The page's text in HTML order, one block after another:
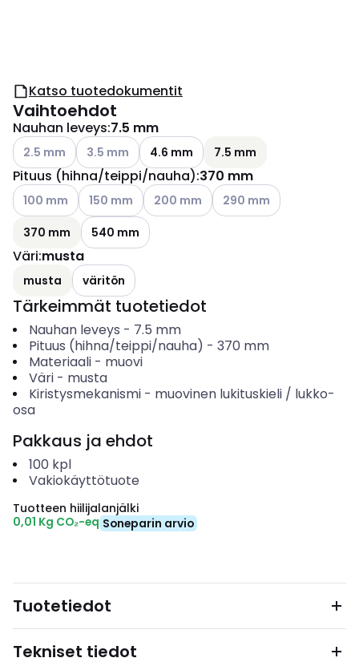
Katso tuotedokumentit
Vaihtoehdot
Nauhan leveys:7.5 mm
Katso käytettävissä olevat vaihtoehdot
2.5 mm Katso käytettävissä olevat vaihtoehdot
3.5 mm 4.6 mm 7.5 mm
Pituus (hihna/teippi/nauha):370 mm
Katso käytettävissä olevat vaihtoehdot
100 mm Katso käytettävissä olevat vaihtoehdot
150 mm Katso käytettävissä olevat
200 mm Katso käytettävissä
290 mm
370 mm
540 mm
Väri:musta
musta väritön
Tärkeimmät tuotetiedot
Nauhan leveys - 7.5 mm
Pituus (hihna/teippi/nauha) - 370 mm
Materiaali- muovi
Väri- musta
Kiristysmekanismi- muovinen lukituskieli / lukko-
osa
Pakkaus ja ehdot
100 kpl
Vakiokäyttötuote
Tuotteen hiilijalanjälki
0,01 Kg CO₂-eq Soneparin arvio
Tuotetiedot
Tekniset tiedot